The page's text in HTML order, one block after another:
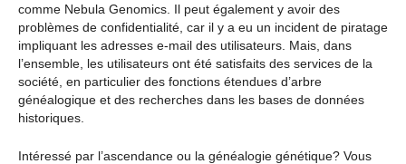
comme Nebula Genomics. Il peut également y avoir des
problèmes de confidentialité, car il y a eu un incident de piratage
impliquant les adresses e-mail des utilisateurs. Mais, dans
l’ensemble, les utilisateurs ont été satisfaits des services de la
société, en particulier des fonctions étendues d’arbre
généalogique et des recherches dans les bases de données
historiques.
Intéressé par l’ascendance ou la généalogie génétique? Vous